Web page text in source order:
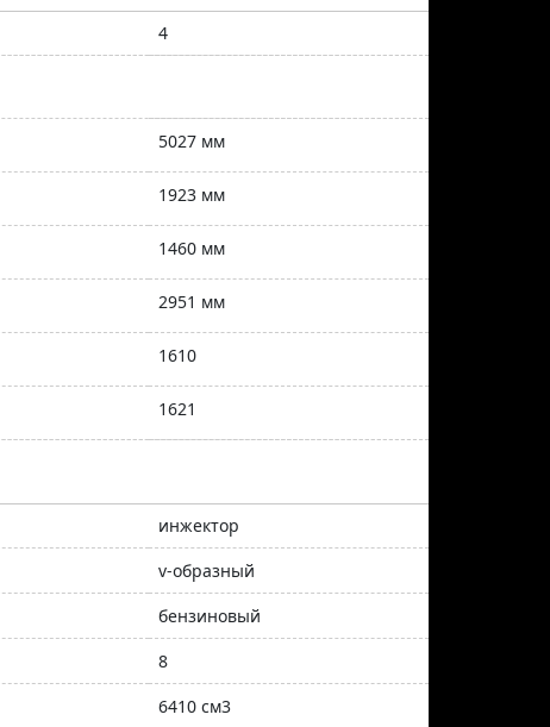
4
5027 мм
1923 мм
1460 мм
2951 мм
1610
1621
инжектор
v-образный
бензиновый
8
6410 см3